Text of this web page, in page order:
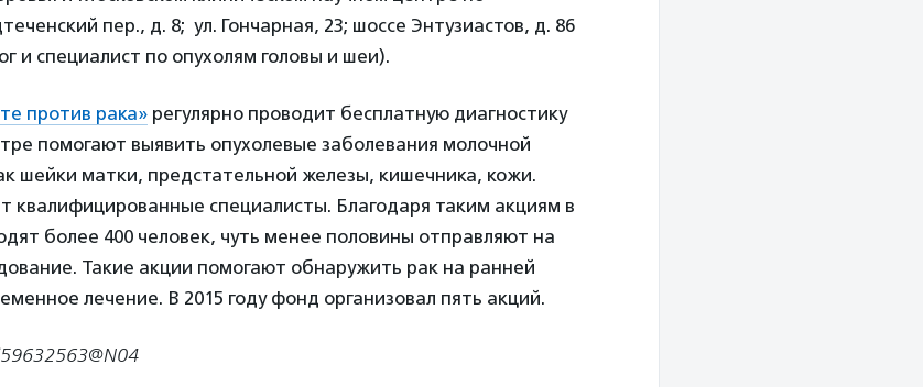
пер., д. 8; ул. Гончарная, 23; шоссе Энтузиастов, д. 86
и специалист по опухолям головы и шеи).
против рака» регулярно проводит бесплатную диагностику
помогают выявить опухолевые заболевания молочной
шейки матки, предстательной железы, кишечника, кожи.
квалифицированные специалисты. Благодаря таким акциям в
более 400 человек, чуть менее половины отправляют на
Такие акции помогают обнаружить рак на ранней
лечение. В 2015 году фонд организовал пять акций.